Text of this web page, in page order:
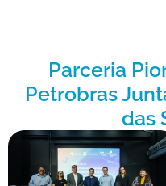
Parceria
Petrobras
das